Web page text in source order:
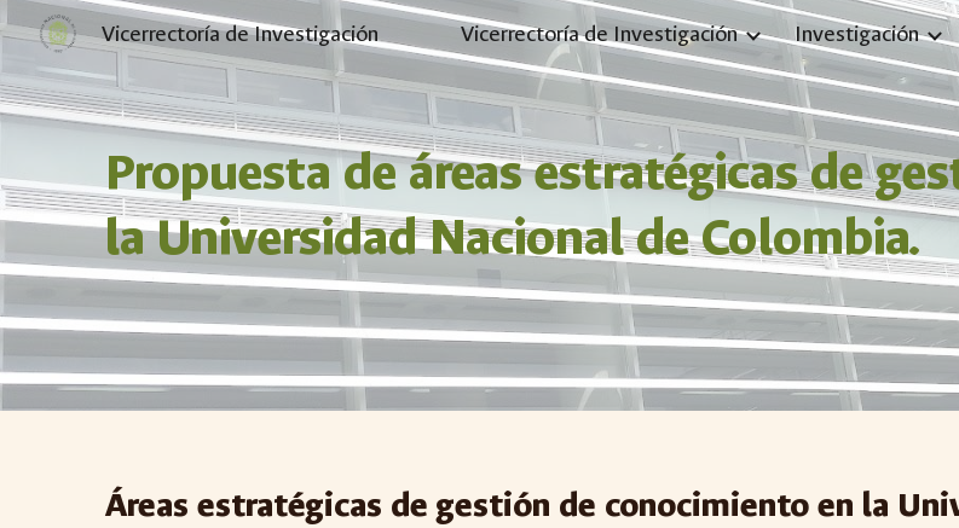
Skip to main content
Vicerrectoría de Investigación Vicerrectoría de Investigación Investigación
Propuesta de áreas estratégicas de
la Universidad Nacional de Colombia.
Áreas estratégicas de gestión de conocimiento en la